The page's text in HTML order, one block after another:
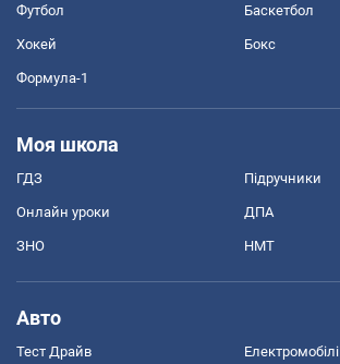
Футбол Баскетбол
Хокей Бокс
Формула-1
Моя школа
ГДЗ Підручники
Онлайн уроки ДПА
ЗНО НМТ
Авто
Тест Драйв Електромобілі